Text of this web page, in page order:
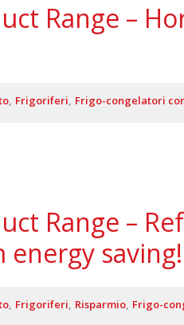
Range –
Frigoriferi Frigo-congelatori
Range –
energy saving!
Frigoriferi Risparmio Frigo-